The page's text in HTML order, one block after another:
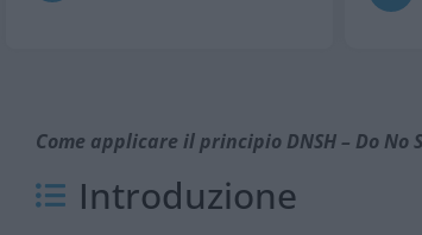
Come applicare il principio DNSH – Do
Introduzione